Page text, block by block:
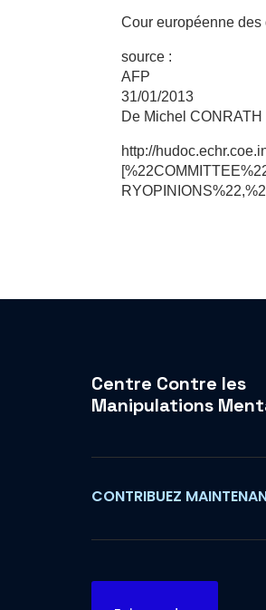
Cour européenne des
source :
AFP
31/01/2013
De Michel CONRATH
http://
Centre Contre les
Manipulations
CONTRIBUEZ